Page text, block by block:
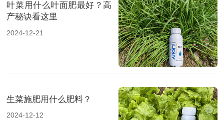
叶菜用什么叶面肥最好？高
产秘诀看这里
2024-12-21
生菜施肥用什么肥料？
2024-12-12